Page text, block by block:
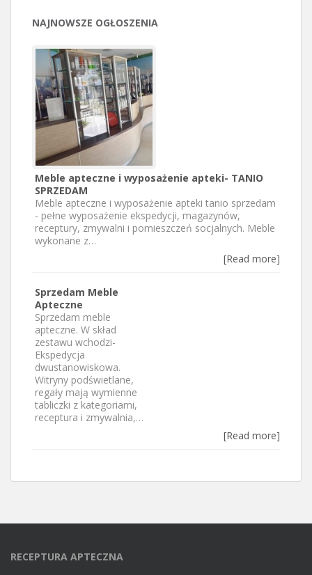
NAJNOWSZE OGŁOSZENIA
Meble apteczne i wyposażenie apteki- TANIO
SPRZEDAM
Meble apteczne i wyposażenie apteki tanio sprzedam
- pełne wyposażenie ekspedycji, magazynów,
receptury, zmywalni i pomieszczeń socjalnych. Meble
wykonane z…
[Read more]
Sprzedam Meble
Apteczne
Sprzedam meble
apteczne. W skład
zestawu wchodzi-
Ekspedycja
dwustanowiskowa.
Witryny podświetlane,
regały mają wymienne
tabliczki z kategoriami,
receptura i zmywalnia,…
[Read more]
RECEPTURA APTECZNA